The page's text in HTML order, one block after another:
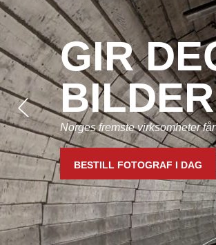
GIR
Norges fremste virksomheter
BESTILL FOTOGRAF I DAG